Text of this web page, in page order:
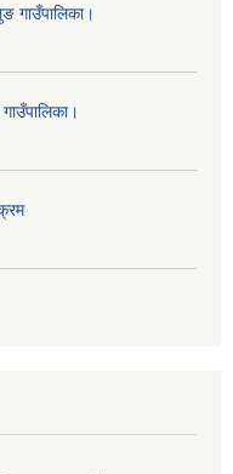
गाउँपालिका।